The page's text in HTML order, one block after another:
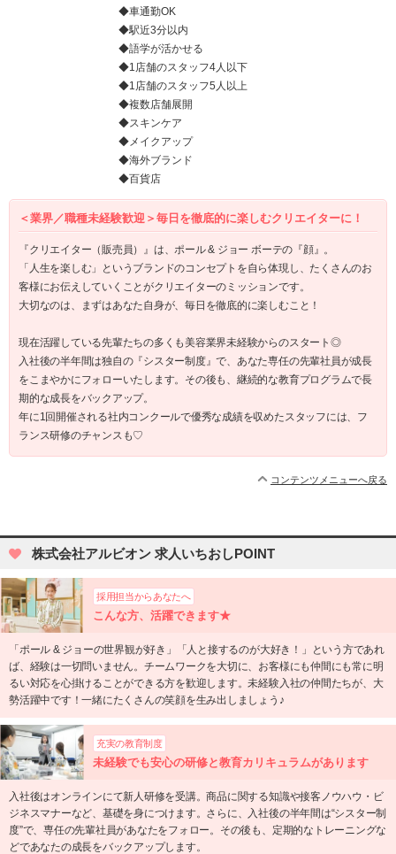
◆車通勤OK
◆駅近3分以内
◆語学が活かせる
◆1店舗のスタッフ4人以下
◆1店舗のスタッフ5人以上
◆複数店舗展開
◆スキンケア
◆メイクアップ
◆海外ブランド
◆百貨店
＜業界／職種未経験歓迎＞毎日を徹底的に楽しむクリエイターに！
『クリエイター（販売員）』は、ポール & ジョー ボーテの『顔』。
「人生を楽しむ」というブランドのコンセプトを自ら体現し、たくさんのお
客様にお伝えしていくことがクリエイターのミッションです。
大切なのは、まずはあなた自身が、毎日を徹底的に楽しむこと！
現在活躍している先輩たちの多くも美容業界未経験からのスタート◎
入社後の半年間は独自の『シスター制度』で、あなた専任の先輩社員が成長
をこまやかにフォローいたします。その後も、継続的な教育プログラムで長
期的な成長をバックアップ。
年に1回開催される社内コンクールで優秀な成績を収めたスタッフには、フ
ランス研修のチャンスも♡
コンテンツメニューへ戻る
株式会社アルビオン 求人いちおしPOINT
採用担当からあなたへ
こんな方、活躍できます★
「ポール & ジョーの世界観が好き」「人と接するのが大好き！」という方であれ
ば、経験は一切問いません。チームワークを大切に、お客様にも仲間にも常に明
るい対応を心掛けることができる方を歓迎します。未経験入社の仲間たちが、大
勢活躍中です！一緒にたくさんの笑顔を生み出しましょう♪
充実の教育制度
未経験でも安心の研修と教育カリキュラムがあります
入社後はオンラインにて新人研修を受講。商品に関する知識や接客ノウハウ・ビ
ジネスマナーなど、基礎を身につけます。さらに、入社後の半年間は“シスター制
度”で、専任の先輩社員があなたをフォロー。その後も、定期的なトレーニングな
どであなたの成長をバックアップします。